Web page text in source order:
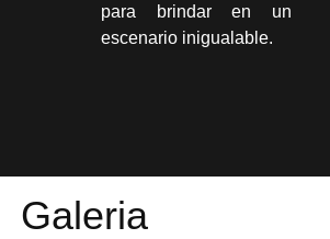
para brindar en un
escenario inigualable.
Galeria